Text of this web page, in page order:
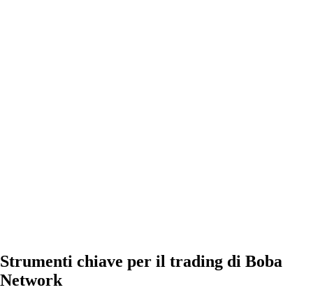
Strumenti chiave per il trading di Boba
Network